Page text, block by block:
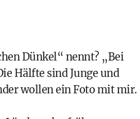
Dünkel“ nennt? „Bei
Hälfte sind Junge und
wollen ein Foto mit mir.